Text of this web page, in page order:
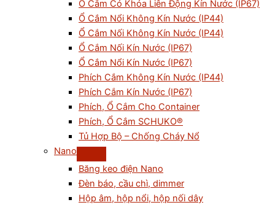
Ổ Cắm Có Khóa Liên Động Kín Nước (IP67)
Ổ Cắm Nổi Không Kín Nước (IP44)
Ổ Cắm Nối Không Kín Nước (IP44)
Ổ Cắm Nối Kín Nước (IP67)
Ổ Cắm Nổi Kín Nước (IP67)
Phích Cắm Không Kín Nước (IP44)
Phích Cắm Kín Nước (IP67)
Phích, Ổ Cắm Cho Container
Phích, Ổ Cắm SCHUKO®
Tủ Hợp Bộ – Chống Cháy Nổ
Nano
Băng keo điện Nano
Đèn báo, cầu chì, dimmer
Hộp âm, hộp nổi, hộp nối dây